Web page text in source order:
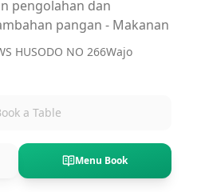
pengolahan dan
pangan - Makanan
HUSODO NO 266Wajo
a Table
Menu Book